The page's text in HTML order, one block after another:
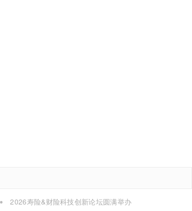
2026寿险&财险科技创新论坛圆满举办